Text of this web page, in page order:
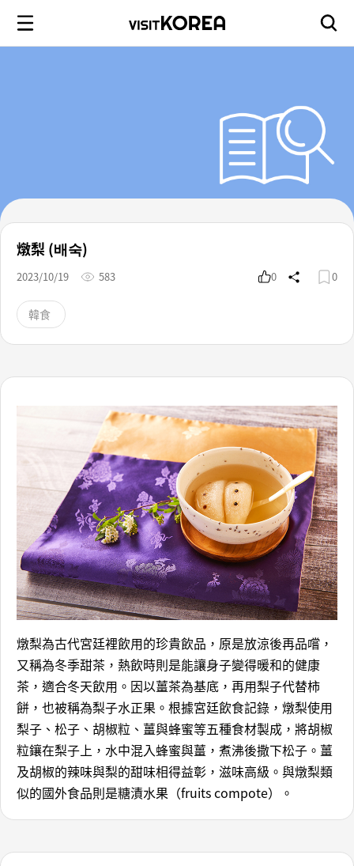
燉梨 (배숙)
2023/10/19 583 0 0
韓食
燉梨為古代宮廷裡飲用的珍貴飲品，原是放涼後再品嚐，
又稱為冬季甜茶，熱飲時則是能讓身子變得暖和的健康
茶，適合冬天飲用。因以薑茶為基底，再用梨子代替柿
餅，也被稱為梨子水正果。根據宮廷飲食記錄，燉梨使用
梨子、松子、胡椒粒、薑與蜂蜜等五種食材製成，將胡椒
粒鑲在梨子上，水中混入蜂蜜與薑，煮沸後撒下松子。薑
及胡椒的辣味與梨的甜味相得益彰，滋味高級。與燉梨類
似的國外食品則是糖漬水果（fruits compote）。